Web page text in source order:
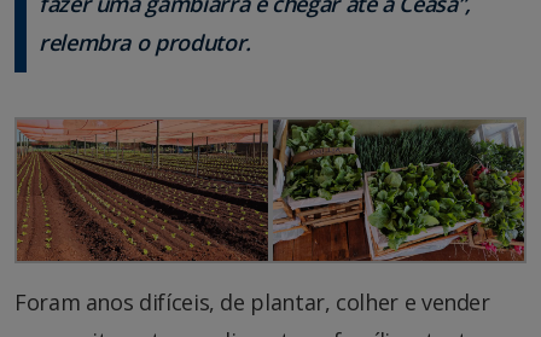
relembra o produtor.
Foram anos difíceis, de plantar, colher e vender